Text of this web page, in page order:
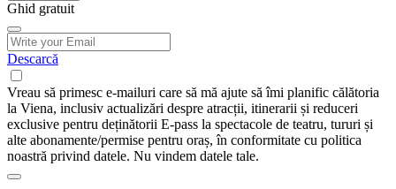
Ghid gratuit
Descarcă
Vreau să primesc e-mailuri care să mă ajute să îmi planific călătoria
la Viena, inclusiv actualizări despre atracții, itinerarii și reduceri
exclusive pentru deținătorii E-pass la spectacole de teatru, tururi și
alte abonamente/permise pentru oraș, în conformitate cu politica
noastră privind datele. Nu vindem datele tale.